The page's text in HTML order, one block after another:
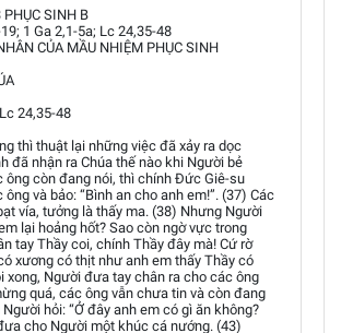
PHỤC SINH B
1 Ga 2,1-5a; Lc 24,35-48
CỦA MẦU NHIỆM PHỤC SINH
24,35-48
thì thuật lại những việc đã xảy ra dọc
đã nhận ra Chúa thế nào khi Người bẻ
ông còn đang nói, thì chính Đức Giê-su
và bảo: “Bình an cho anh em!”. (37) Các
vía, tưởng là thấy ma. (38) Nhưng Người
lại hoảng hốt? Sao còn ngờ vực trong
tay Thầy coi, chính Thầy đây mà! Cứ rờ
xương có thịt như anh em thấy Thầy có
xong, Người đưa tay chân ra cho các ông
quá, các ông vẫn chưa tin và còn đang
hỏi: “Ở đây anh em có gì ăn không?
cho Người một khúc cá nướng. (43)